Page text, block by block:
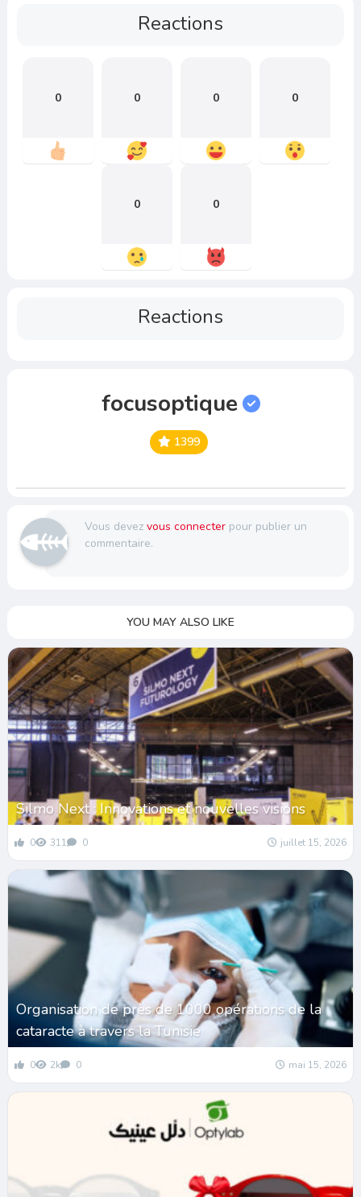
Reactions
0 0 0 0
0 0
Reactions
focusoptique
1399
Vous devez vous connecterpour publier un
commentaire.
YOU MAY ALSO LIKE
Silmo Next : Innovations et nouvelles visions
0 311 0 juillet 15, 2026
Organisation de près de 1000 opérations de la
cataracte à travers la Tunisie
0 2k 0 mai 15, 2026